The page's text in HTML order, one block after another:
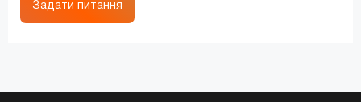
Задати питання